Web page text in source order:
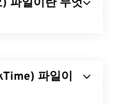
파일이란 무엇
로 설계되었습니다.
대역 신호에 집중되어
파일이